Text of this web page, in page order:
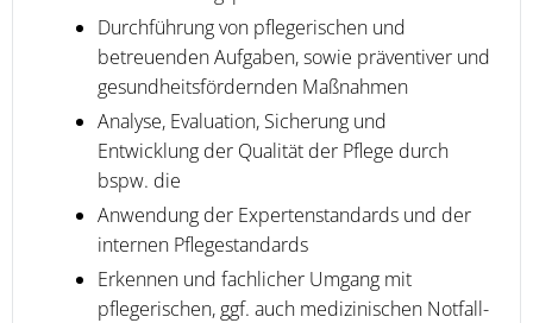
Durchführung von pflegerischen und
betreuenden Aufgaben, sowie präventiver und
gesundheitsfördernden Maßnahmen
Analyse, Evaluation, Sicherung und
Entwicklung der Qualität der Pflege durch
bspw. die
Anwendung der Expertenstandards und der
internen Pflegestandards
Erkennen und fachlicher Umgang mit
pflegerischen, ggf. auch medizinischen Notfall-